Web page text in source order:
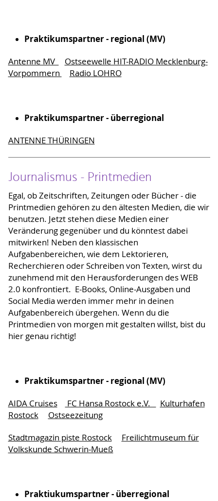
Praktikumspartner - regional (MV)
Antenne MV
Ostseewelle HIT-RADIO Mecklenburg-
Vorpommern
Radio LOHRO
Praktikumspartner - überregional
ANTENNE THÜRINGEN
Journalismus - Printmedien
Egal, ob Zeitschriften, Zeitungen oder Bücher - die
Printmedien gehören zu den ältesten Medien, die wir
benutzen. Jetzt stehen diese Medien einer
Veränderung gegenüber und du könntest dabei
mitwirken! Neben den klassischen
Aufgabenbereichen, wie dem Lektorieren,
Recherchieren oder Schreiben von Texten, wirst du
zunehmend mit den Herausforderungen des WEB
2.0 konfrontiert. E-Books, Online-Ausgaben und
Social Media werden immer mehr in deinen
Aufgabenbereich übergehen. Wenn du die
Printmedien von morgen mit gestalten willst, bist du
hier genau richtig!
Praktikumspartner - regional (MV)
AIDA Cruises FC Hansa Rostock e.V.
Kulturhafen
Rostock
Ostseezeitung
Stadtmagazin piste Rostock
Freilichtmuseum für
Volkskunde Schwerin-Mueß
Praktiukumspartner - überregional